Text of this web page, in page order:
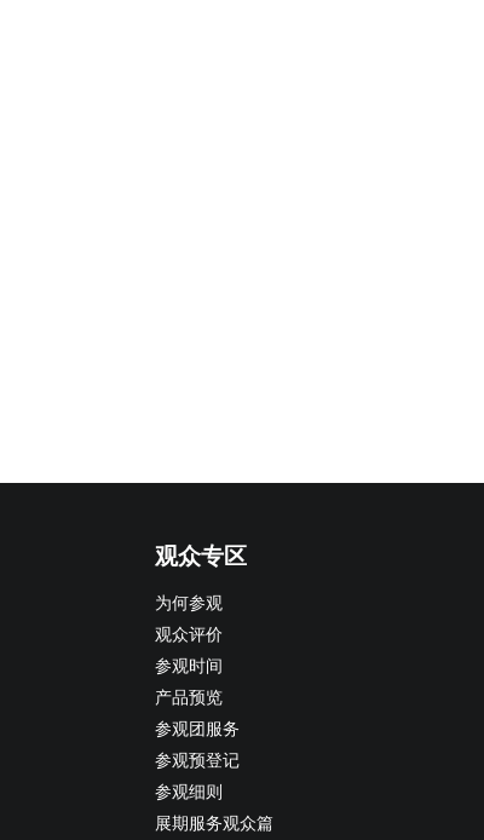
观众专区
为何参观
观众评价
参观时间
产品预览
参观团服务
参观预登记
参观细则
展期服务观众篇